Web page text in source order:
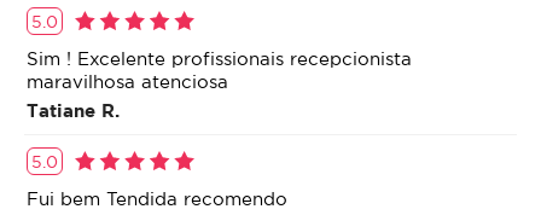
5.0
Sim ! Excelente profissionais recepcionista
maravilhosa atenciosa
Tatiane R.
5.0
Fui bem Tendida recomendo